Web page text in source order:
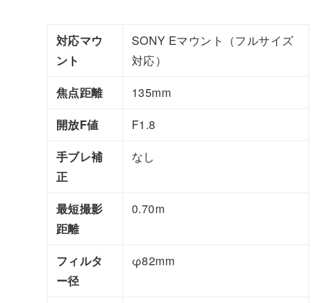
対応マウ
ント
SONY Eマウント（フルサイズ
対応）
焦点距離
135mm
開放F値
F1.8
手ブレ補
正
なし
最短撮影
距離
0.70m
フィルタ
ー径
φ82mm